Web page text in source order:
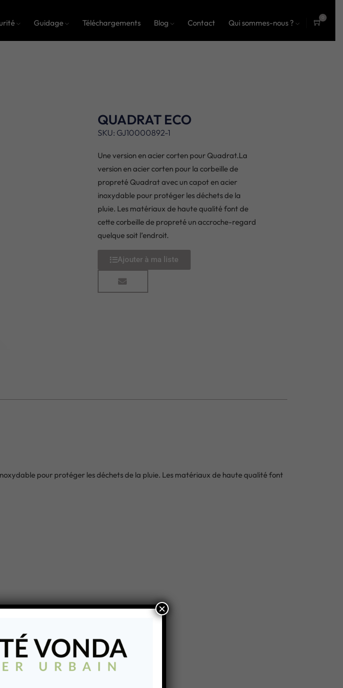
Guidage Téléchargements Blog Contact Qui sommes-nous ?
0
QUADRAT ECO
SKU: GJ10000892-1
Une version en acier corten pour Quadrat.La
version en acier corten pour la corbeille de
propreté Quadrat avec un capot en acier
inoxydable pour protéger les déchets de la
pluie. Les matériaux de haute qualité font de
cette corbeille de propreté un accroche-regard
quelque soit l’endroit.
Ajouter à ma liste
pour protéger les déchets de la pluie. Les matériaux de haute qualité font
×